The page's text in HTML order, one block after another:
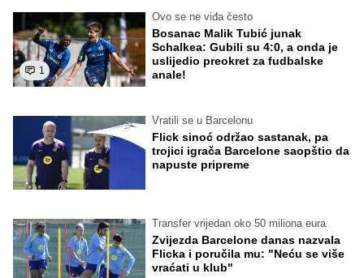
1
Ovo se ne viđa često
Bosanac Malik Tubić junak
Schalkea: Gubili su 4:0, a onda je
uslijedio preokret za fudbalske
anale!
Vratili se u Barcelonu
Flick sinoć održao sastanak, pa
trojici igrača Barcelone saopštio da
napuste pripreme
Transfer vrijedan oko 50 miliona eura
Zvijezda Barcelone danas nazvala
Flicka i poručila mu: "Neću se više
vraćati u klub"